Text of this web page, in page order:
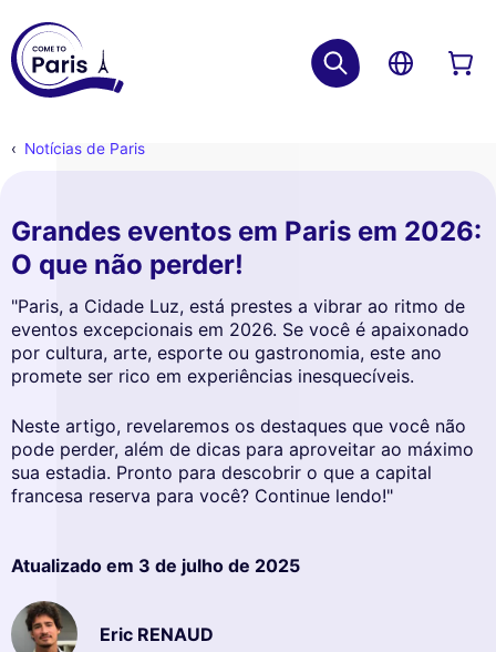
Notícias de Paris
Grandes eventos em Paris em 2026:
O que não perder!
"Paris, a Cidade Luz, está prestes a vibrar ao ritmo de
eventos excepcionais em 2026. Se você é apaixonado
por cultura, arte, esporte ou gastronomia, este ano
promete ser rico em experiências inesquecíveis.
Neste artigo, revelaremos os destaques que você não
pode perder, além de dicas para aproveitar ao máximo
sua estadia. Pronto para descobrir o que a capital
francesa reserva para você? Continue lendo!"
Atualizado em 3 de julho de 2025
Eric RENAUD